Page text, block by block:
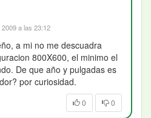
a las 23:12
a mi no me descuadra
800X600, el minimo el
De que año y pulgadas es
por curiosidad.
0 0